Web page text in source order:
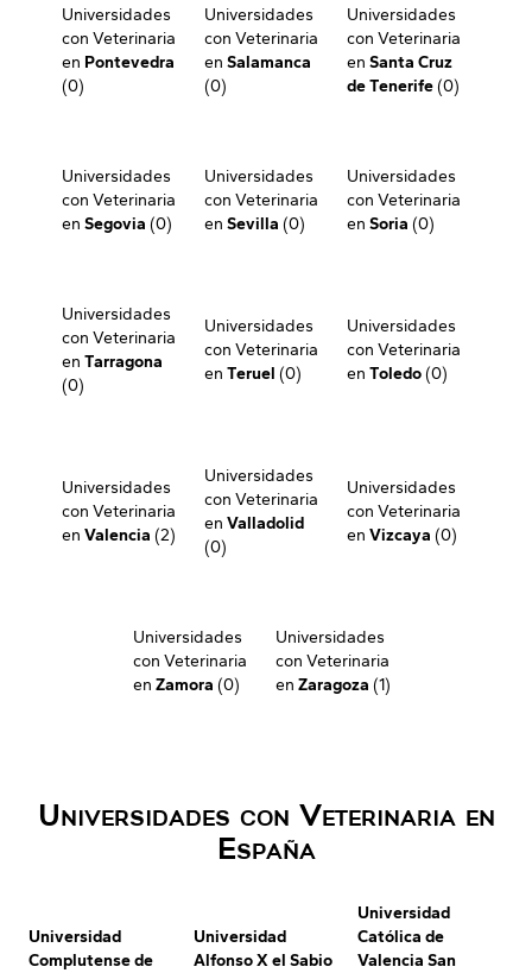
Universidades
con Veterinaria
en Pontevedra
(0)
Universidades
con Veterinaria
en Salamanca
(0)
Universidades
con Veterinaria
en Santa Cruz
de Tenerife(0)
Universidades
con Veterinaria
en Segovia (0)
Universidades
con Veterinaria
en Sevilla (0)
Universidades
con Veterinaria
en Soria (0)
Universidades
con Veterinaria
en Tarragona
(0)
Universidades
con Veterinaria
en Teruel (0)
Universidades
con Veterinaria
en Toledo(0)
Universidades
con Veterinaria
en Valencia (2)
Universidades
con Veterinaria
en Valladolid
(0)
Universidades
con Veterinaria
en Vizcaya (0)
Universidades
con Veterinaria
en Zamora (0)
Universidades
con Veterinaria
en Zaragoza (1)
Universidades con Veterinaria en
España
Universidad
Complutense de
Universidad
Alfonso X el Sabio
Universidad
Católica de
Valencia San